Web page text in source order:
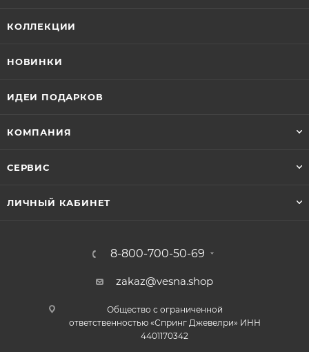
КОЛЛЕКЦИИ
НОВИНКИ
ИДЕИ ПОДАРКОВ
КОМПАНИЯ
СЕРВИС
ЛИЧНЫЙ КАБИНЕТ
8-800-700-50-69
zakaz@vesna.shop
Общество с ограниченной
ответственностью «Спринг Джевелри» ИНН
4401170342